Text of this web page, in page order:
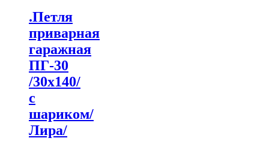
.Петля
приварная
гаражная
ПГ-30
/30х140/
с
шариком/
Лира/